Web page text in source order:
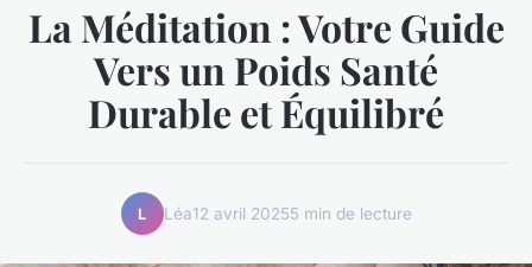
La Méditation : Votre Guide
Vers un Poids Santé
Durable et Équilibré
L Léa12 avril 20255 min de lecture